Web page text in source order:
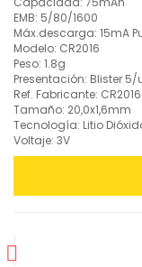
EMB: 5/80/1600
Máx.descarga: 15mA
Modelo: CR2016
Peso: 1.8g
Presentación: Blister 5/
Ref. Fabricante: CR2016
Tamaño: 20,0x1,6mm
Tecnología: Litio
Voltaje: 3V